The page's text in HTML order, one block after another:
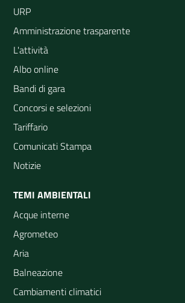
URP
Amministrazione trasparente
L'attività
Albo online
Bandi di gara
Concorsi e selezioni
Tariffario
Comunicati Stampa
Notizie
TEMI AMBIENTALI
Acque interne
Agrometeo
Aria
Balneazione
Cambiamenti climatici